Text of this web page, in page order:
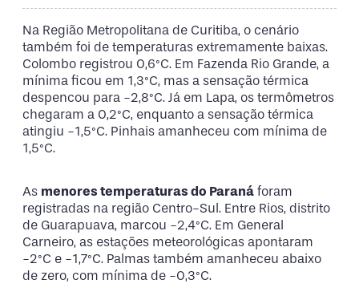
Na Região Metropolitana de Curitiba, o cenário
também foi de temperaturas extremamente baixas.
Colombo registrou 0,6°C. Em Fazenda Rio Grande, a
mínima ficou em 1,3°C, mas a sensação térmica
despencou para -2,8°C. Já em Lapa, os termômetros
chegaram a 0,2°C, enquanto a sensação térmica
atingiu -1,5°C. Pinhais amanheceu com mínima de
1,5°C.
As menores temperaturas do Paraná foram
registradas na região Centro-Sul. Entre Rios, distrito
de Guarapuava, marcou -2,4°C. Em General
Carneiro, as estações meteorológicas apontaram
-2°C e -1,7°C. Palmas também amanheceu abaixo
de zero, com mínima de -0,3°C.